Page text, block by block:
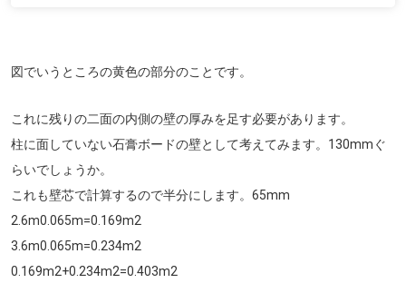
図でいうところの黄色の部分のことです。
これに残りの二面の内側の壁の厚みを足す必要があります。
柱に面していない石膏ボードの壁として考えてみます。130mmぐ
らいでしょうか。
これも壁芯で計算するので半分にします。65mm
2.6m0.065m=0.169m2
3.6m0.065m=0.234m2
0.169m2+0.234m2=0.403m2